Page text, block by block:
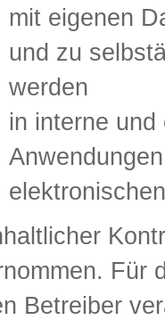
mit eigenen
und zu
werden
in interne
Für
Betreiber